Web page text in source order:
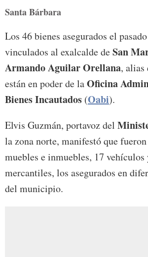
Santa Bárbara
Los 46 bienes asegurados el
vinculados al exalcalde deSan
Armando Aguilar Orellana, alias
están en poder de laOficina
Bienes Incautados (Oabi).
Elvis Guzmán, portavoz del
la zona norte, manifestó que
muebles e inmuebles, 17 vehículos
mercantiles, los asegurados en
del municipio.